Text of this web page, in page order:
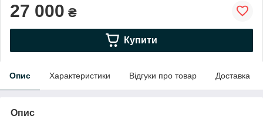
27 000 ₴
Купити
Опис Характеристики Відгуки про товар Доставка
Опис